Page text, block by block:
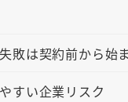
敗は契約前から始
すい企業リスク